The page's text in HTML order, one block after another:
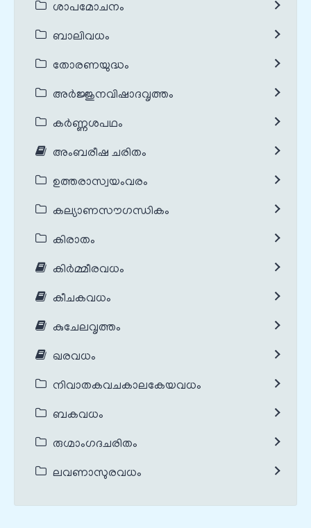
ശാപമോചനം
ബാലിവധം
തോരണയുദ്ധം
അർജ്ജുനവിഷാദവൃത്തം
കർണ്ണശപഥം
അംബരീഷ ചരിതം
ഉത്തരാസ്വയംവരം
കല്യാണസൗഗന്ധികം
കിരാതം
കിർമ്മീരവധം
കീചകവധം
കുചേലവൃത്തം
ഖരവധം
നിവാതകവചകാലകേയവധം
ബകവധം
രുഗ്മാംഗദചരിതം
ലവണാസുരവധം